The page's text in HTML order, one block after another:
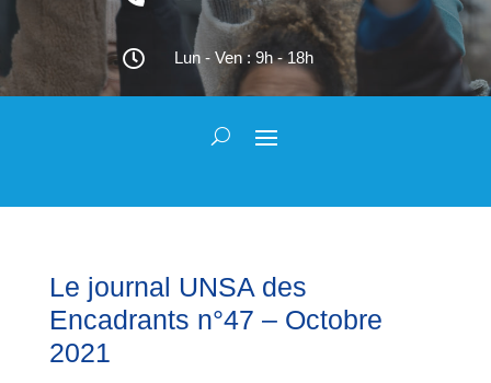
 Lun - Ven : 9h - 18h
Le journal UNSA des
Encadrants n°47 – Octobre
2021